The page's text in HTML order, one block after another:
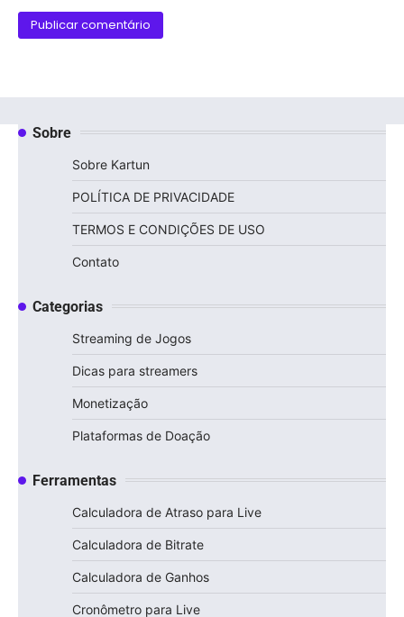
Sobre
Sobre Kartun
POLÍTICA DE PRIVACIDADE
TERMOS E CONDIÇÕES DE USO
Contato
Categorias
Streaming de Jogos
Dicas para streamers
Monetização
Plataformas de Doação
Ferramentas
Calculadora de Atraso para Live
Calculadora de Bitrate
Calculadora de Ganhos
Cronômetro para Live